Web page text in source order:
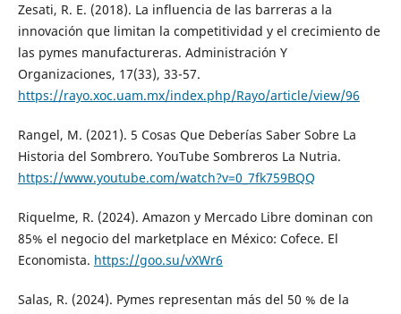
Zesati, R. E. (2018). La influencia de las barreras a la
innovación que limitan la competitividad y el crecimiento de
las pymes manufactureras. Administración Y
Organizaciones, 17(33), 33-57.
https://rayo.xoc.uam.mx/index.php/Rayo/article/view/96
Rangel, M. (2021). 5 Cosas Que Deberías Saber Sobre La
Historia del Sombrero. YouTube Sombreros La Nutria.
https://www.youtube.com/watch?v=0_7fk759BQQ
Riquelme, R. (2024). Amazon y Mercado Libre dominan con
85% el negocio del marketplace en México: Cofece. El
Economista. https://goo.su/vXWr6
Salas, R. (2024). Pymes representan más del 50 % de la